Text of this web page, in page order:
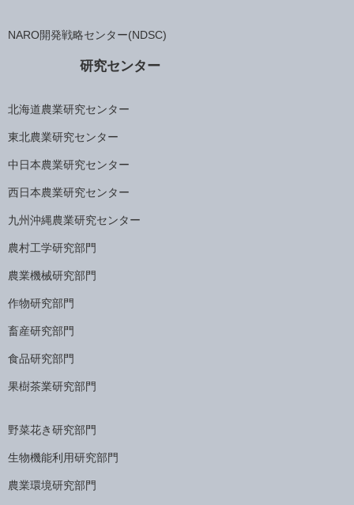
NARO開発戦略センター(NDSC)
研究センター
北海道農業研究センター
東北農業研究センター
中日本農業研究センター
西日本農業研究センター
九州沖縄農業研究センター
農村工学研究部門
農業機械研究部門
作物研究部門
畜産研究部門
食品研究部門
果樹茶業研究部門
野菜花き研究部門
生物機能利用研究部門
農業環境研究部門